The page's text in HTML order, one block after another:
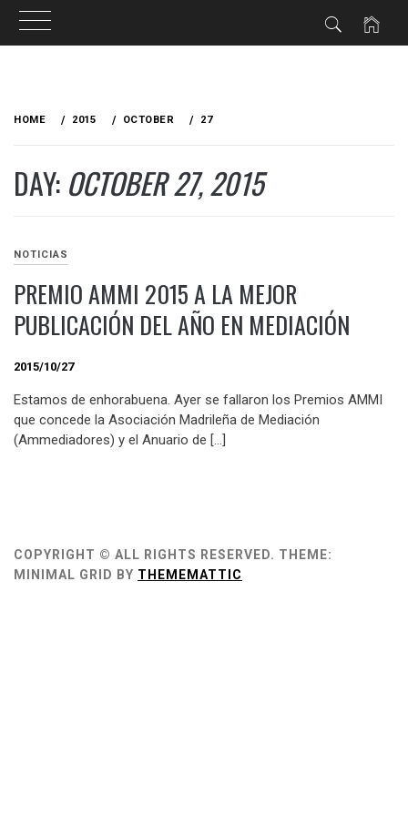
HOME 2015 OCTOBER 27
DAY: OCTOBER 27, 2015
NOTICIAS
PREMIO AMMI 2015 A LA MEJOR
PUBLICACIÓN DEL AÑO EN MEDIACIÓN
2015/10/27
Estamos de enhorabuena. Ayer se fallaron los Premios AMMI
que concede la Asociación Madrileña de Mediación
(Ammediadores) y el Anuario de […]
COPYRIGHT © ALL RIGHTS RESERVED. THEME:
MINIMAL GRID BY THEMEMATTIC